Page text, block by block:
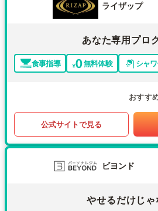
ライザップ
あなた専用プロ
食事指導 無料体験 シャ
おすす
公式サイトで見る
ビヨンド
やせるだけじゃ